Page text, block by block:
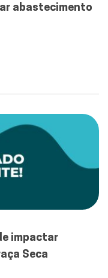
abastecimento
impactar
Seca